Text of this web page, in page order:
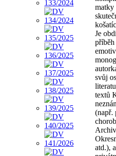
matky
Je
příběh
svůj
textů
(např.
atd.),